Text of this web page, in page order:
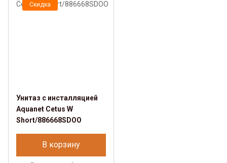
Скидка
Унитаз с инсталляцией
Aquanet Cetus W
Short/886668SDOO
В корзину